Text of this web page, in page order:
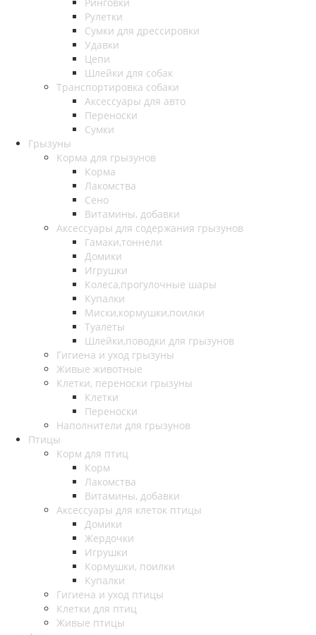
Рулетки
Сумки для дрессировки
Удавки
Цепи
Шлейки для собак
Транспортировка собаки
Аксессуары для авто
Переноски
Сумки
Грызуны
Корма для грызунов
Корма
Лакомства
Сено
Витамины, добавки
Аксессуары для содержания грызунов
Гамаки,тоннели
Домики
Игрушки
Колеса,прогулочные шары
Купалки
Миски,кормушки,поилки
Туалеты
Шлейки,поводки для грызунов
Гигиена и уход грызуны
Живые животные
Клетки, переноски грызуны
Клетки
Переноски
Наполнители для грызунов
Птицы
Корм для птиц
Корм
Лакомства
Витамины, добавки
Аксессуары для клеток птицы
Домики
Жердочки
Игрушки
Кормушки, поилки
Купалки
Гигиена и уход птицы
Клетки для птиц
Живые птицы